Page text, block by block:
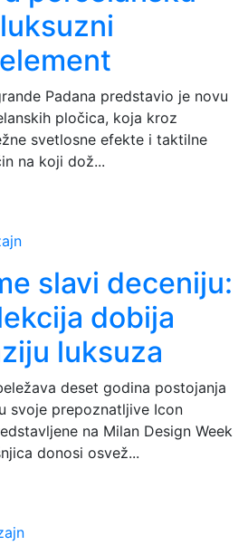
Padana predstavio je novu
pločica, koja kroz
svetlosne efekte i taktilne
na koji dož...
slavi deceniju:
dobija
luksuza
deset godina postojanja
svoje prepoznatljive Icon
na Milan Design Week
donosi osvež...